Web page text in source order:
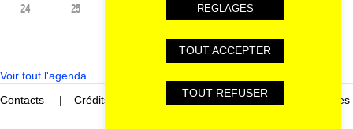
24 25 28
Voir tout l'agenda
Contacts
Crédits Mentions légales et données personnelles
REGLAGES
TOUT ACCEPTER
TOUT REFUSER